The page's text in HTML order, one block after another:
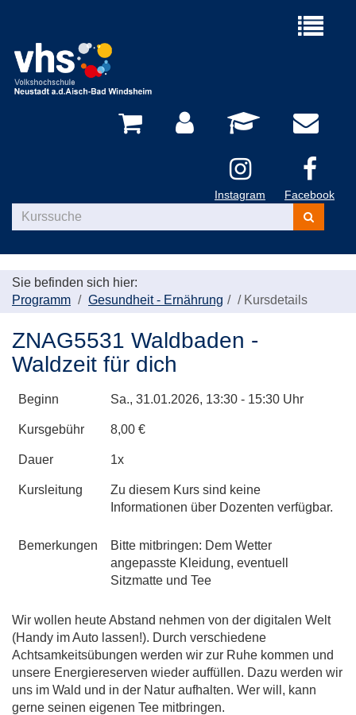
Menü
Instagram Facebook
Kurse
suchen
Sie befinden sich hier:
Programm
Gesundheit - Ernährung / Kursdetails
ZNAG5531 Waldbaden -
Waldzeit für dich
Beginn Sa., 31.01.2026, 13:30 - 15:30 Uhr
Kursgebühr 8,00 €
Dauer 1x
Kursleitung
Zu diesem Kurs sind keine
Informationen über Dozenten verfügbar.
Bemerkungen
Bitte mitbringen: Dem Wetter
angepasste Kleidung, eventuell
Sitzmatte und Tee
Wir wollen heute Abstand nehmen von der digitalen Welt
(Handy im Auto lassen!). Durch verschiedene
Achtsamkeitsübungen werden wir zur Ruhe kommen und
unsere Energiereserven wieder auffüllen. Dazu werden wir
uns im Wald und in der Natur aufhalten. Wer will, kann
gerne seinen eigenen Tee mitbringen.